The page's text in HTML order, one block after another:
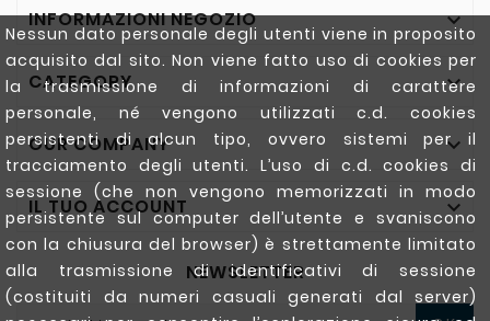
Nessun dato personale degli utenti viene in proposito
acquisito dal sito. Non viene fatto uso di cookies per
la trasmissione di informazioni di carattere
personale, né vengono utilizzati c.d. cookies
persistenti di alcun tipo, ovvero sistemi per il
tracciamento degli utenti. L’uso di c.d. cookies di
sessione (che non vengono memorizzati in modo
persistente sul computer dell’utente e svaniscono
con la chiusura del browser) è strettamente limitato
alla trasmissione di identificativi di sessione
(costituiti da numeri casuali generati dal server)
INFORMAZIONI NEGOZIO 
CATEGORY 
OUR COMPANY 
IL TUO ACCOUNT 
NEWSLETTER